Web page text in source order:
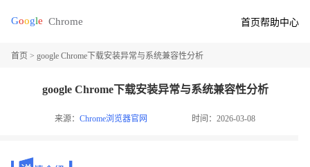
首页帮助中心
首页 > google Chrome下载安装异常与系统兼容性分析
google Chrome下载安装异常与系统兼容性分析
来源：Chrome浏览器官网 时间：2026-03-08